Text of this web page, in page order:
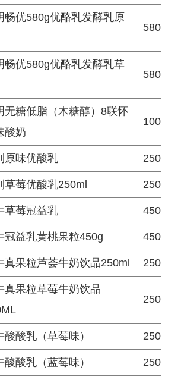
畅优580g优酪乳发酵乳原
580 g
畅优580g优酪乳发酵乳草
580 g
无糖低脂（木糖醇）8联怀
酸奶
100 g
原味优酸乳 250 ml
草莓优酸乳250ml 250 ml
草莓冠益乳 450 g
冠益乳黄桃果粒450g 450 g
真果粒芦荟牛奶饮品250ml 250 ml
真果粒草莓牛奶饮品
250 ml
酸酸乳（草莓味） 250 ml
酸酸乳（蓝莓味） 250 ml